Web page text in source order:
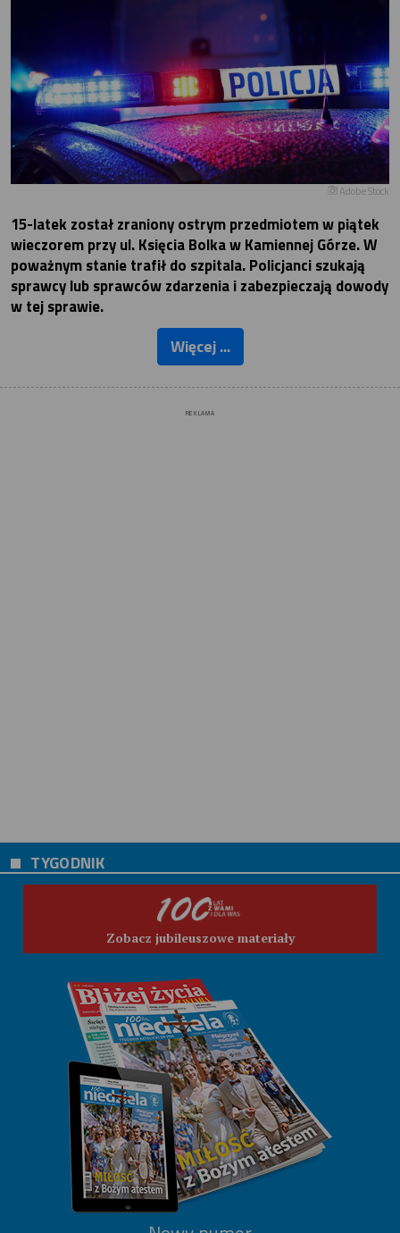
Adobe Stock
15-latek został zraniony ostrym przedmiotem w piątek
wieczorem przy ul. Księcia Bolka w Kamiennej Górze. W
poważnym stanie trafił do szpitala. Policjanci szukają
sprawcy lub sprawców zdarzenia i zabezpieczają dowody
w tej sprawie.
Więcej ...
REKLAMA
TYGODNIK
Zobacz jubileuszowe materiały